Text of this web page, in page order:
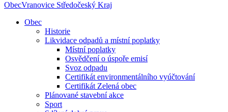
ObecVranovice Středočeský Kraj
Obec
Historie
Likvidace odpadů a místní poplatky
Místní poplatky
Osvědčení o úspoře emisí
Svoz odpadu
Certifikát environmentálního vyúčtování
Certifikát Zelená obec
Plánované stavební akce
Sport